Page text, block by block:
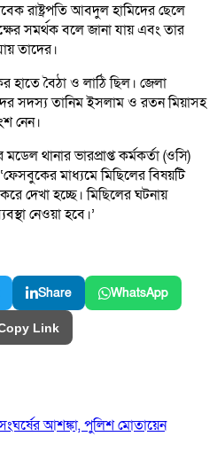
রাষ্ট্রপতি আবদুল হামিদের ছেলে
সমর্থক বলে জানা যায় এবং তার
তাদের।
হাতে বৈঠা ও লাঠি ছিল। জেলা
সদস্য তানিম ইসলাম ও রতন মিয়াসহ
নেন।
থানার ভারপ্রাপ্ত কর্মকর্তা (ওসি)
মাধ্যমে মিছিলের বিষয়টি
দেখা হচ্ছে। মিছিলের ঘটনায়
নেওয়া হবে।’
Share WhatsApp
Link
আশঙ্কা, পুলিশ মোতায়েন